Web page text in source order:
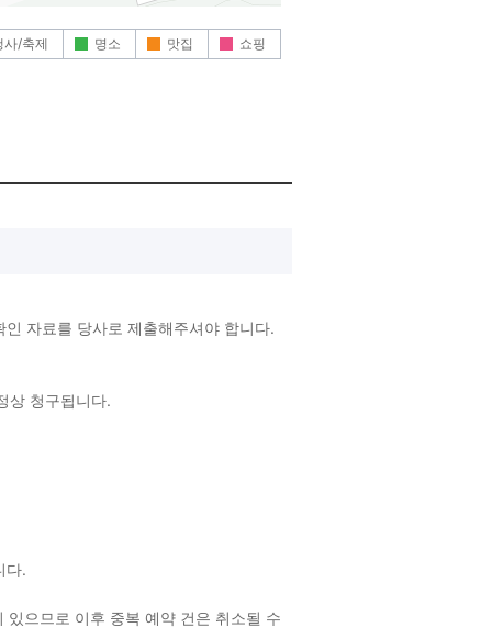
사/축제 명소 맛집 쇼핑
자료를 당사로 제출해주셔야 합니다.
상 청구됩니다.
다.
으므로 이후 중복 예약 건은 취소될 수